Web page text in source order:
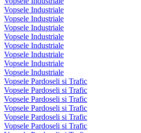
Vopsele Industriale
Vopsele Industriale
Vopsele Industriale
Vopsele Industriale
Vopsele Industriale
Vopsele Industriale
Vopsele Industriale
Vopsele Industriale
Vopsele Pardoseli si Trafic
Vopsele Pardoseli si Trafic
Vopsele Pardoseli si Trafic
Vopsele Pardoseli si Trafic
Vopsele Pardoseli si Trafic
Vopsele Pardoseli si Trafic